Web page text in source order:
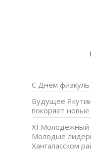
С Днем
Будущее
покоряет
XI Молодёжный
Молодые
Хангаласском